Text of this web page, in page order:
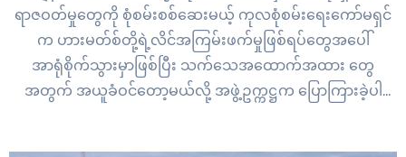
ရာဇဝတ်မှုတွေကို စုံစမ်းစစ်ဆေးမယ့် ကုလစုံစမ်းရေးကော်မရှင်
က ဟားမတ်စ်တို့ရဲ့လိင်အကြမ်းဖက်မှုဖြစ်ရပ်တွေအပေါ်
အာရုံစိုက်သွားမှာဖြစ်ပြီး သက်သေအထောက်အထား တွေ
အတွက် အယူခံဝင်တော့မယ်လို့ အဖွဲ့ဥက္ကဋ္ဌက ပြောကြားခဲ့ပါ